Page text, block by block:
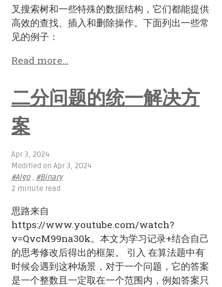
叉搜索树和一些特殊的数据结构，它们都能提供
高效的查找、插入和删除操作。下面列出一些常
见的例子：
Read more…
二分问题的统一解决方
案
Apr 3, 2024
Modified onApr 3, 2024
#Algo, #Binary
2 minute read
思路来自
https://www.youtube.com/watch?
v=QvcM99na30k。本文为学习记录+结合自己
的思考修改后得出的框架。 引入 在算法题中有
时候会遇到这种场景，对于一个问题，它的答案
是一个整数且一定取在一个范围内，例如答案只